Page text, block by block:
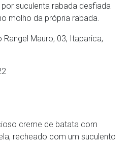
suculenta rabada desfiada
molho da própria rabada.
Rangel Mauro, 03, Itaparica,
creme de batata com
recheado com um suculento